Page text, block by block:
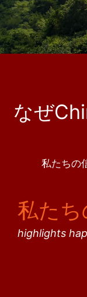
なぜ
私たちの
私た
highlights